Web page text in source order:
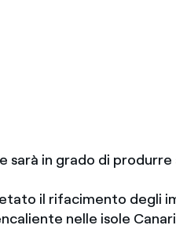
sarà in grado di produrre
il rifacimento degli
nelle isole